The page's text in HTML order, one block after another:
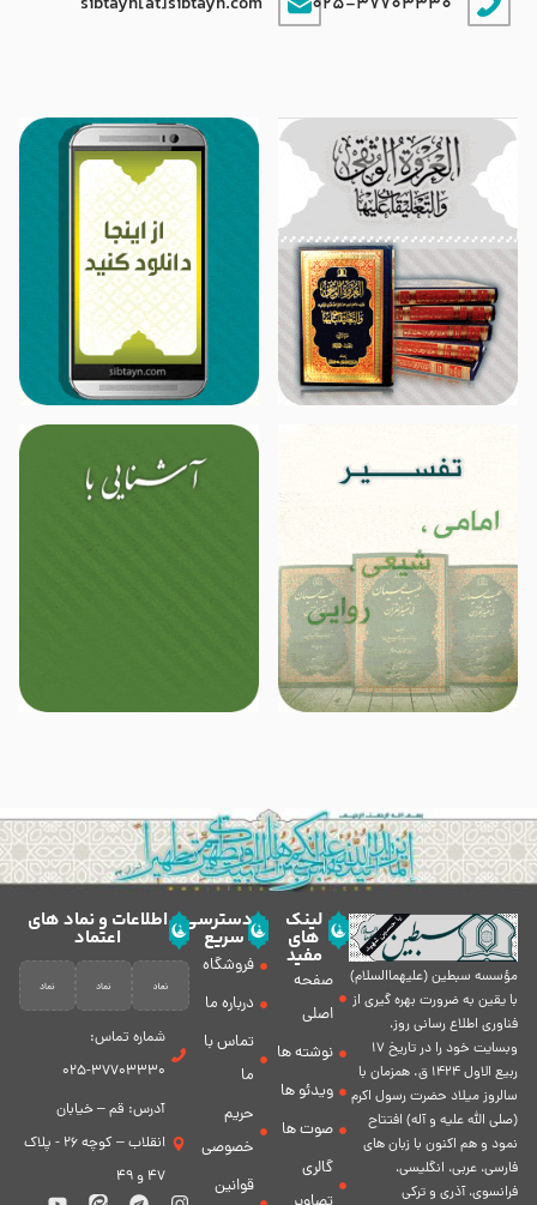
مؤسسه سبطين (عليهماالسلام)
با يقين به ضرورت بهره گیرى از
فناورى اطلاع رسانى روز،
وبسایت خود را در تاريخ 17
ربيع الاول 1424 ق. همزمان با
سالروز ميلاد حضرت رسول اكرم
(صلی الله علیه و آله) افتتاح
نمود و هم اكنون با زبان های
فارسی، عربى، انگلیسی،
فرانسوی، آذری و ترکی
لینک
های
مفید
صفحه
اصلی
نوشته ها
ویدئو ها
صوت ها
گالری
دسترسی
سریع
فروشگاه
درباره ما
تماس با
ما
حریم
خصوصی
قوانین
اطلاعات و نماد های
اعتماد
شماره تماس:
37703330-025
آدرس: قم – خیابان
انقلاب – کوچه 26 - پلاک
47 و 49